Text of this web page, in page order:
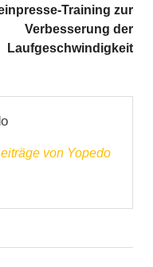
Training zur
Verbesserung der
Laufgeschwindigkeit
von Yopedo